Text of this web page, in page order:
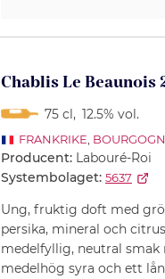
Chablis Le Beaunois
75 cl, 12.5% vol.
FRANKRIKE
Producent: Labouré-Roi
Systembolaget: 5637
Ung, fruktig doft med
persika, mineral och
medelfyllig, neutral smak
medelhög syra och ett